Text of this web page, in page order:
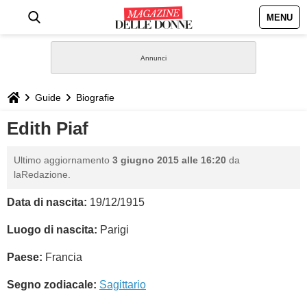
MENU
STILE
BIOGRAFIE
GASTRONOMIA
CAPELLI
Guide Biografie
Edith Piaf
Ultimo aggiornamento 3 giugno 2015 alle 16:20 da
laRedazione.
Data di nascita: 19/12/1915
Luogo di nascita: Parigi
Paese: Francia
Segno zodiacale: Sagittario